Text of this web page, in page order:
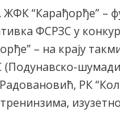
“Карађорђе” –
ФСРЗС у
– на крају
РК